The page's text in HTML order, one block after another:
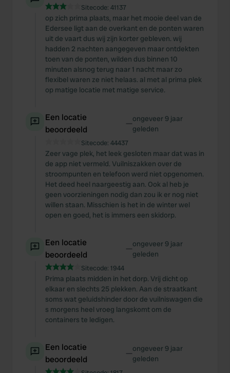
Sitecode: 41137
op zich prima plaats, maar het mooie deel van de
Edersee ligt aan de overkant en de ponten waren
uit de vaart dus wij zijn korter gebleven. wij
hadden 2 nachten aangegeven maar ontdekten
toen van de ponten, wilden dus binnen 10
minuten alsnog terug naar 1 nacht maar zo
flexibel waren ze niet helaas. al met al prima plek
op matige locatie met matige service.
Een locatie
beoordeeld
—ongeveer 9 jaar
geleden
Sitecode: 44437
Zeer vage plek, het leek gesloten maar dat was in
de app niet vermeld. Vuilniszakken over de
stroompunten en telefoon werd niet opgenomen.
Het deed heel naargeestig aan. Ook al heb je
geen voorzieningen nodig dan zou ik er nog niet
willen staan. Misschien is het in de winter wel
open en goed, het is immers een skidorp.
Een locatie
beoordeeld
—ongeveer 9 jaar
geleden
Sitecode: 1944
Prima plaats midden in het dorp. Vrij dicht op
elkaar en slechts 25 plekken. Aan de straatkant
soms wat geluidshinder door de vuilniswagen die
s morgens heel vroeg langskomt om de
containers te ledigen.
Een locatie
beoordeeld
—ongeveer 9 jaar
geleden